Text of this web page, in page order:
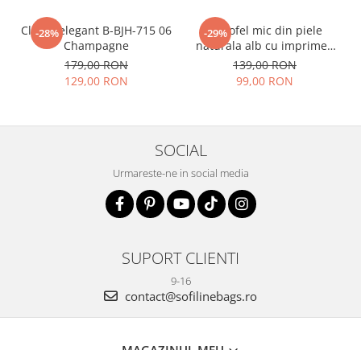
-28%
Clutch elegant B-BJH-715 06
Champagne
179,00 RON
129,00 RON
-29%
Portofel mic din piele
naturala alb cu imprimeu
B-8912 07
139,00 RON
99,00 RON
SOCIAL
Urmareste-ne in social media
SUPORT CLIENTI
9-16
contact@sofilinebags.ro